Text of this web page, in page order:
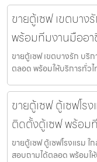
ขายตู้เซฟ เขตบา
พร้อมทีมงานมืออ
ขายตู้เซฟ เขตบางรัก บริ
ตลอด พร้อมให้บริการทั่วไ
ขายตู้เซฟ ตู้เซฟโร
ติดตั้งตู้เซฟ พร้อม
ขายตู้เซฟ ตู้เซฟโรงแรม
สอบถามได้ตลอด พร้อมใ